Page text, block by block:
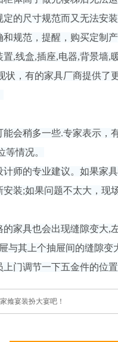
的尺寸规范而又无法安
规范，提醒，购买定制
,线盒,插座,电器,背景墙
，有的家具厂商提供
会稍多一些.专家表示
情况。
师的专业建议。如果家
装;如果问题不太大，现
家具也会出现缝隙变大
与其上个抽屉间的缝隙
门调节一下五金件的位置
飨宴装扮大宴吧！